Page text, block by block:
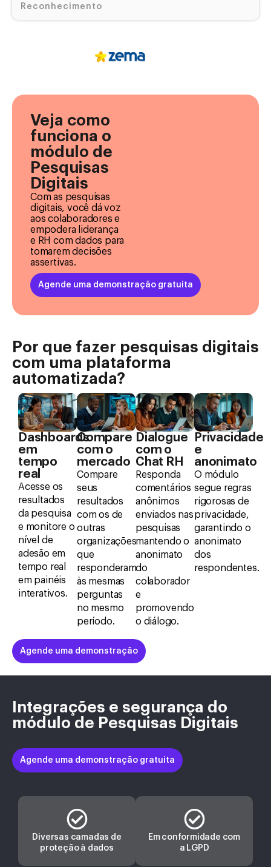
Reconhecimento
Veja como
funciona o
módulo de
Pesquisas
Digitais
Com as pesquisas
digitais, você dá voz
aos colaboradores e
empodera liderança
e RH com dados para
tomarem decisões
assertivas.
Agende uma demonstração gratuita
Por que fazer pesquisas digitais
com uma plataforma
automatizada?
Dashboards
em
tempo
real
Acesse os
resultados
da pesquisa
e monitore o
nível de
adesão em
tempo real
em painéis
interativos.
Compare
com o
mercado
Compare
seus
resultados
com os de
outras
organizações
que
responderam
às mesmas
perguntas
no mesmo
período.
Dialogue
com o
Chat RH
Responda
comentários
anônimos
enviados nas
pesquisas
mantendo o
anonimato
do
colaborador
e
promovendo
o diálogo.
Privacidade
e
anonimato
O módulo
segue regras
rigorosas de
privacidade,
garantindo o
anonimato
dos
respondentes.
Agende uma demonstração
Integrações e segurança do
módulo de Pesquisas Digitais
Agende uma demonstração gratuita
Diversas camadas de
proteção à dados
Em conformidade com
a LGPD